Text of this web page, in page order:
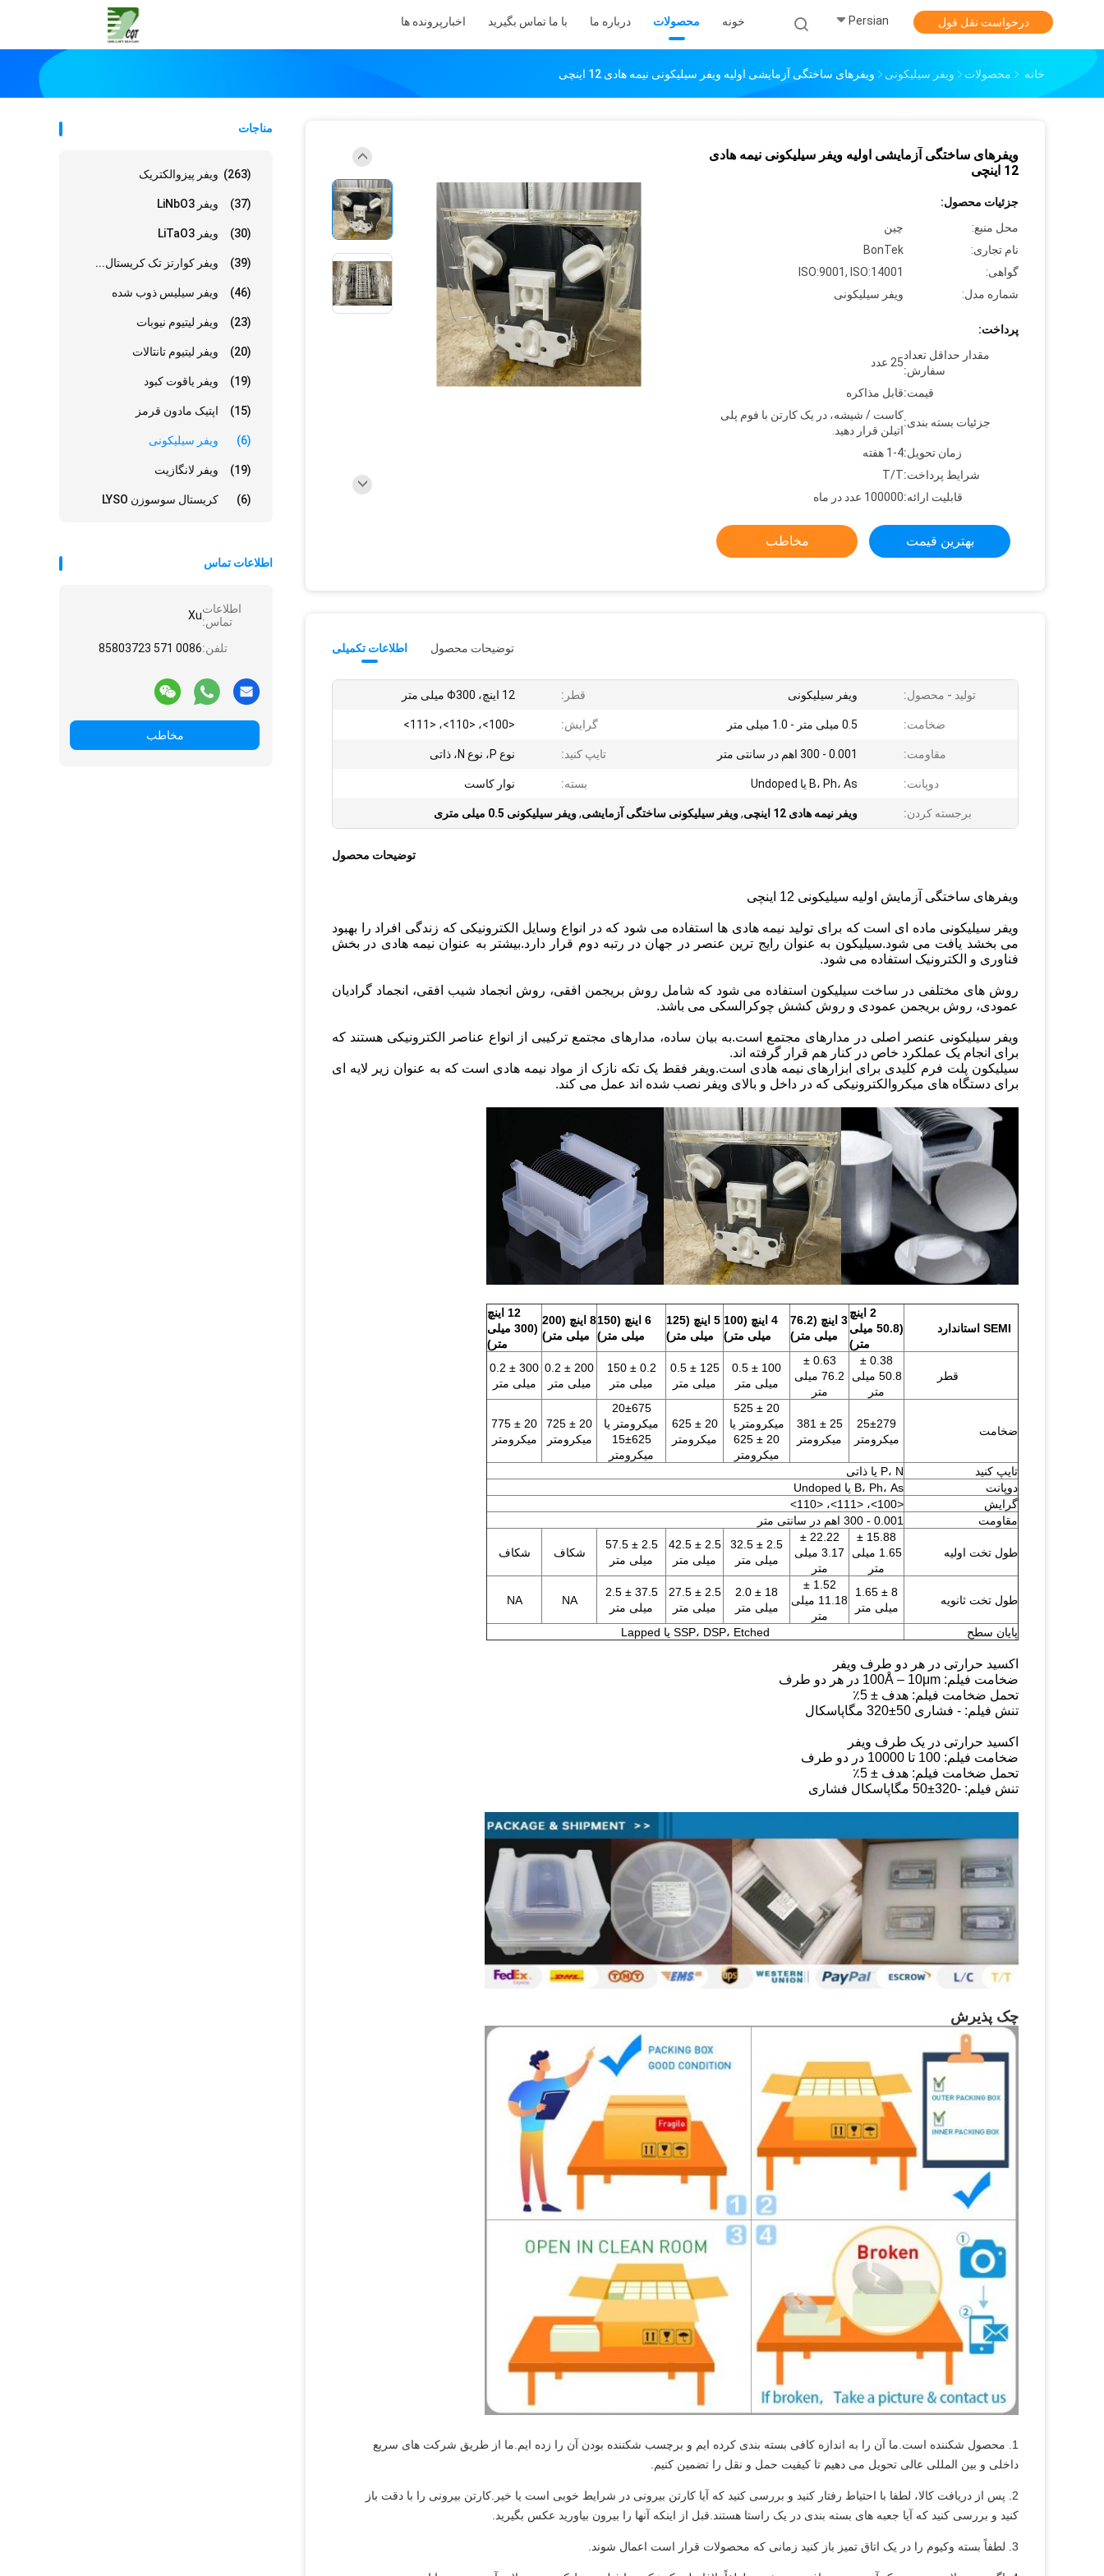
خونه محصولات درباره ما با ما تماس بگیرید اخبار پرونده ها Persian درخواست نقل قول
خانه محصولات ویفر سیلیکونی ویفرهای ساختگی آزمایشی اولیه ویفر سیلیکونی نیمه هادی 12 اینچی
مناجات
ویفر پیزوالکتریک (263)
ویفر LiNbO3 (37)
ویفر LiTaO3 (30)
ویفر کوارتز تک کریستال... (39)
ویفر سیلیس ذوب شده (46)
ویفر لیتیوم نیوبات (23)
ویفر لیتیوم تانتالات (20)
ویفر یاقوت کبود (19)
اپتیک مادون قرمز (15)
ویفر سیلیکونی (6)
ویفر لانگازیت (19)
کریستال سوسوزن LYSO (6)
اطلاعات تماس
اطلاعات
تماس:Xu
تلفن:0086 571 85803723
مخاطب
ویفرهای ساختگی آزمایشی اولیه ویفر سیلیکونی نیمه هادی
12 اینچی
جزئیات محصول:
محل منبع:
چین
نام تجاری:
BonTek
گواهی:
ISO:9001, ISO:14001
شماره مدل:
ویفر سیلیکونی
پرداخت:
مقدار حداقل تعداد
سفارش:
25 عدد
قیمت:قابل مذاکره
جزئیات بسته بندی:
کاست / شیشه، در یک کارتن با فوم پلی
اتیلن قرار دهید.
زمان تحویل:1-4 هفته
شرایط پرداخت:T/T
قابلیت ارائه:100000 عدد در ماه
بهترین قیمت مخاطب
اطلاعات تکمیلی توضیحات محصول
تولید - محصول: ویفر سیلیکونی قطر: 12 اینچ، Φ300 میلی متر
ضخامت: 0.5 میلی متر - 1.0 میلی متر گرایش: <100>، <110>، <111>
مقاومت: 0.001 - 300 اهم در سانتی متر تایپ کنید: نوع P، نوع N، ذاتی
دوپانت: B، Ph، As یا Undoped بسته: نوار کاست
برجسته کردن: ویفر نیمه هادی 12 اینچی ,ویفر سیلیکونی ساختگی آزمایشی,ویفر سیلیکونی 0.5 میلی متری
توضیحات محصول
ویفرهای ساختگی آزمایش اولیه سیلیکونی 12 اینچی
ویفر سیلیکونی ماده ای است که برای تولید نیمه هادی ها استفاده می شود که در انواع وسایل الکترونیکی که زندگی افراد را بهبود
می بخشد یافت می شود.سیلیکون به عنوان رایج ترین عنصر در جهان در رتبه دوم قرار دارد.بیشتر به عنوان نیمه هادی در بخش
فناوری و الکترونیک استفاده می شود.
روش های مختلفی در ساخت سیلیکون استفاده می شود که شامل روش بریجمن افقی، روش انجماد شیب افقی، انجماد گرادیان
عمودی، روش بریجمن عمودی و روش کشش چوکرالسکی می باشد.
ویفر سیلیکونی عنصر اصلی در مدارهای مجتمع است.به بیان ساده، مدارهای مجتمع ترکیبی از انواع عناصر الکترونیکی هستند که
برای انجام یک عملکرد خاص در کنار هم قرار گرفته اند.
سیلیکون پلت فرم کلیدی برای ابزارهای نیمه هادی است.ویفر فقط یک تکه نازک از مواد نیمه هادی است که به عنوان زیر لایه ای
برای دستگاه های میکروالکترونیکی که در داخل و بالای ویفر نصب شده اند عمل می کند.
SEMI استاندارد
2 اینچ
(50.8 میلی
متر)
3 اینچ (76.2
میلی متر)
4 اینچ (100
میلی متر)
5 اینچ (125
میلی متر)
6 اینچ (150
میلی متر)
8 اینچ (200
میلی متر)
12 اینچ
(300 میلی
متر)
قطر
0.38 ±
50.8 میلی
متر
0.63 ±
76.2 میلی
متر
100 ± 0.5
میلی متر
125 ± 0.5
میلی متر
0.2 ± 150
میلی متر
200 ± 0.2
میلی متر
300 ± 0.2
میلی متر
ضخامت
25±279
میکرومتر
25 ± 381
میکرومتر
20 ± 525
میکرومتر یا
20 ± 625
میکرومتر
20 ± 625
میکرومتر
20±675
میکرومتر یا
15±625
میکرومتر
20 ± 725
میکرومتر
20 ± 775
میکرومتر
تایپ کنید
P، N یا ذاتی
دوپانت
B، Ph، As یا Undoped
گرایش
<100>، <111>، <110>
مقاومت
0.001 - 300 اهم در سانتی متر
طول تخت اولیه
15.88 ±
1.65 میلی
متر
22.22 ±
3.17 میلی
متر
2.5 ± 32.5
میلی متر
2.5 ± 42.5
میلی متر
2.5 ± 57.5
میلی متر
شکاف شکاف
طول تخت ثانویه
8 ± 1.65
میلی متر
1.52 ±
11.18 میلی
متر
18 ± 2.0
میلی متر
2.5 ± 27.5
میلی متر
37.5 ± 2.5
میلی متر
NA
NA
پایان سطح SSP، DSP، Etched یا Lapped
اکسید حرارتی در هر دو طرف ویفر
ضخامت فیلم: 100Å – 10μm در هر دو طرف
تحمل ضخامت فیلم: هدف ± 5٪
تنش فیلم: - فشاری 50±320 مگاپاسکال
اکسید حرارتی در یک طرف ویفر
ضخامت فیلم: 100 تا 10000 در دو طرف
تحمل ضخامت فیلم: هدف ± 5٪
تنش فیلم: -320±50 مگاپاسکال فشاری
چک پذیرش
1. محصول شکننده است.ما آن را به اندازه کافی بسته بندی کرده ایم و برچسب شکننده بودن آن را زده ایم.ما از طریق شرکت های سریع
داخلی و بین المللی عالی تحویل می دهیم تا کیفیت حمل و نقل را تضمین کنیم.
2. پس از دریافت کالا، لطفا با احتیاط رفتار کنید و بررسی کنید که آیا کارتن بیرونی در شرایط خوبی است یا خیر.کارتن بیرونی را با دقت باز
کنید و بررسی کنید که آیا جعبه های بسته بندی در یک راستا هستند.قبل از اینکه آنها را بیرون بیاورید عکس بگیرید.
3. لطفاً بسته وکیوم را در یک اتاق تمیز باز کنید زمانی که محصولات قرار است اعمال شوند.